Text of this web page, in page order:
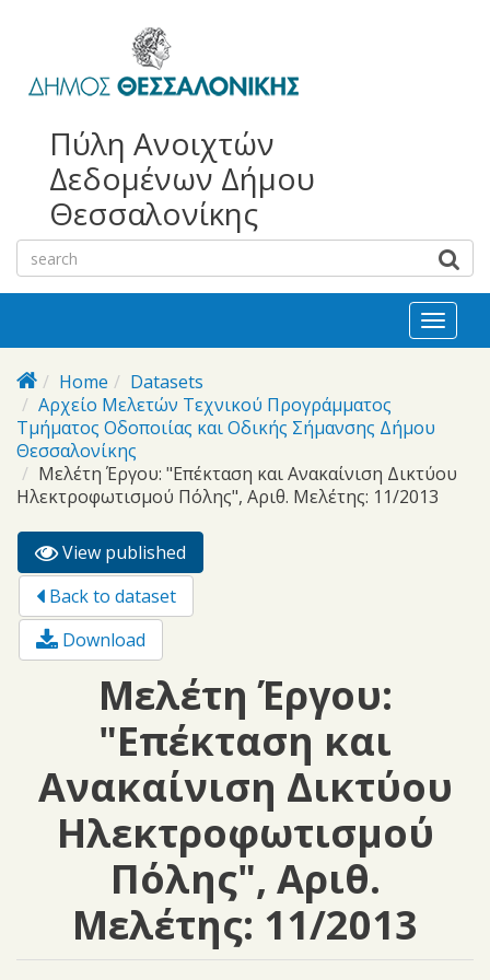
bayan
escort
escort
Πύλη Ανοιχτών
Δεδομένων Δήμου
Θεσσαλονίκης
Toggle
Home
Datasets
Αρχείο Μελετών Τεχνικού Προγράμματος
Τμήματος Οδοποιίας και Οδικής Σήμανσης Δήμου
Θεσσαλονίκης
Μελέτη Έργου: "Επέκταση και Ανακαίνιση Δικτύου
Ηλεκτροφωτισμού Πόλης", Αριθ. Μελέτης: 11/2013
Primary tabs
View published
tab)
Back to dataset
Download
Μελέτη Έργου:
"Επέκταση και
Ανακαίνιση Δικτύου
Ηλεκτροφωτισμού
Πόλης", Αριθ.
Μελέτης: 11/2013